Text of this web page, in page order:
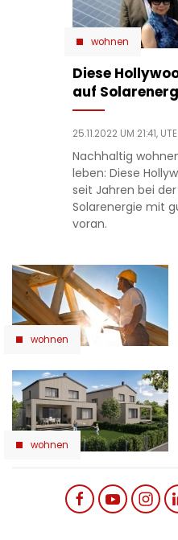
wohnen
Diese
auf
25.11.2022 UM 21:41,
Nachhaltig
leben: Diese
seit Jahren bei
Solarenergie mit
voran.
wohnen
wohnen